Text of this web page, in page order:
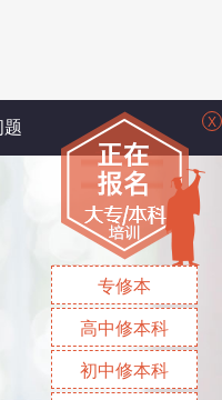
题
专修本
高中修本科
初中修本科
X